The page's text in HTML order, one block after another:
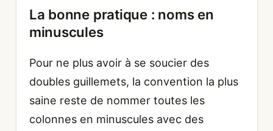
La bonne pratique : noms en
minuscules
Pour ne plus avoir à se soucier des
doubles guillemets, la convention la plus
saine reste de nommer toutes les
colonnes en minuscules avec des